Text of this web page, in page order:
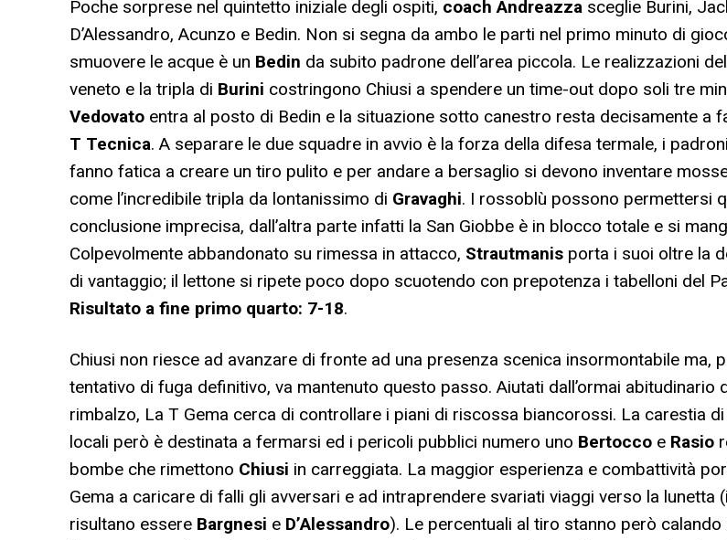
Poche sorprese nel quintetto iniziale degli ospiti, coach Andreazza sceglie Burini,
D’Alessandro, Acunzo e Bedin. Non si segna da ambo le parti nel primo minuto di
smuovere le acque è un Bedin da subito padrone dell’area piccola. Le realizzazioni
veneto e la tripla di Burini costringono Chiusi a spendere un time-out dopo soli tre
Vedovato entra al posto di Bedin e la situazione sotto canestro resta decisamente a
T Tecnica. A separare le due squadre in avvio è la forza della difesa termale, i
fanno fatica a creare un tiro pulito e per andare a bersaglio si devono inventare
come l’incredibile tripla da lontanissimo di Gravaghi. I rossoblù possono permettersi
conclusione imprecisa, dall’altra parte infatti la San Giobbe è in blocco totale e si
Colpevolmente abbandonato su rimessa in attacco, Strautmanis porta i suoi oltre la
di vantaggio; il lettone si ripete poco dopo scuotendo con prepotenza i tabelloni del
Risultato a fine primo quarto: 7-18.
Chiusi non riesce ad avanzare di fronte ad una presenza scenica insormontabile ma,
tentativo di fuga definitivo, va mantenuto questo passo. Aiutati dall’ormai abitudinario
rimbalzo, La T Gema cerca di controllare i piani di riscossa biancorossi. La carestia
locali però è destinata a fermarsi ed i pericoli pubblici numero uno Bertocco e Rasio
bombe che rimettono Chiusi in carreggiata. La maggior esperienza e combattività
Gema a caricare di falli gli avversari e ad intraprendere svariati viaggi verso la lunetta
risultano essere Bargnesi e D’Alessandro). Le percentuali al tiro stanno però calando